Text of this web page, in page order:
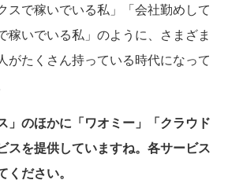
スで稼いでいる私」「会社勤めして
稼いでいる私」のように、さまざま
がたくさん持っている時代になって
のほかに「ワオミー」「クラウド
スを提供していますね。各サービス
ださい。